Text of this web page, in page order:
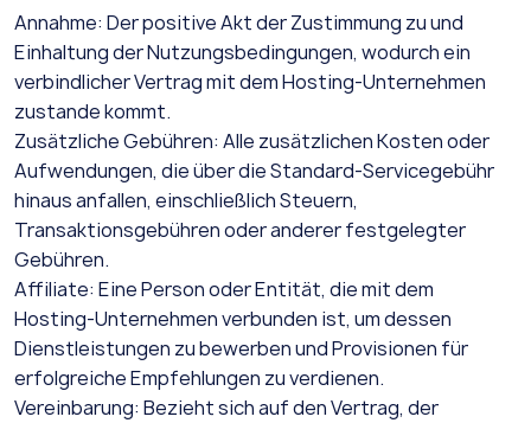
Annahme: Der positive Akt der Zustimmung zu und
Einhaltung der Nutzungsbedingungen, wodurch ein
verbindlicher Vertrag mit dem Hosting-Unternehmen
zustande kommt.
Zusätzliche Gebühren: Alle zusätzlichen Kosten oder
Aufwendungen, die über die Standard-Servicegebühr
hinaus anfallen, einschließlich Steuern,
Transaktionsgebühren oder anderer festgelegter
Gebühren.
Affiliate: Eine Person oder Entität, die mit dem
Hosting-Unternehmen verbunden ist, um dessen
Dienstleistungen zu bewerben und Provisionen für
erfolgreiche Empfehlungen zu verdienen.
Vereinbarung: Bezieht sich auf den Vertrag, der